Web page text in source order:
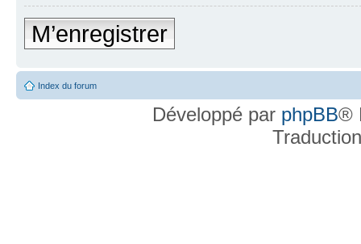
M’enregistrer
Index du forum
Développé par phpBB®